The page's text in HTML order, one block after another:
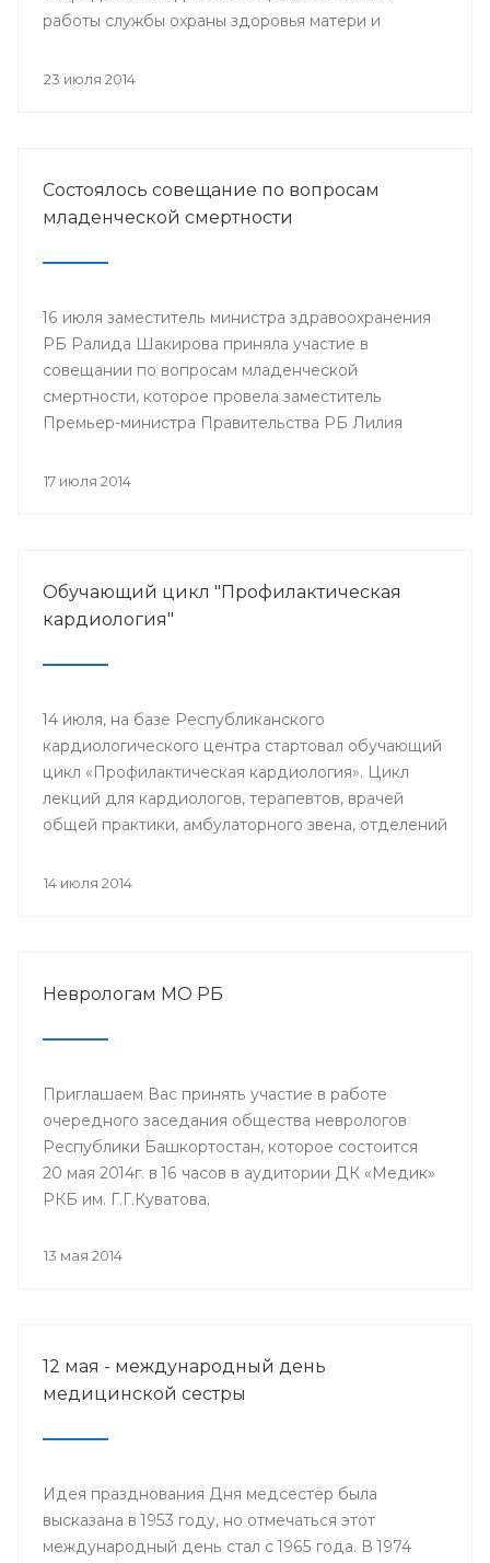
работы службы охраны здоровья матери и
организациями, курируемыми отделом
23 июля 2014
Состоялось совещание по вопросам
младенческой смертности
16 июля заместитель министра здравоохранения
РБ Ралида Шакирова приняла участие в
совещании по вопросам младенческой
смертности, которое провела заместитель
Премьер-министра Правительства РБ Лилия
17 июля 2014
Обучающий цикл "Профилактическая
кардиология"
14 июля, на базе Республиканского
кардиологического центра стартовал обучающий
цикл «Профилактическая кардиология». Цикл
лекций для кардиологов, терапевтов, врачей
общей практики, амбулаторного звена, отделений
университетской клиники Лондона.
14 июля 2014
Неврологам МО РБ
Приглашаем Вас принять участие в работе
очередного заседания общества неврологов
Республики Башкортостан, которое состоится
20 мая 2014г. в 16 часов в аудитории ДК «Медик»
РКБ им. Г.Г.Куватова.
13 мая 2014
12 мая - международный день
медицинской сестры
Идея празднования Дня медсестёр была
высказана в 1953 году, но отмечаться этот
международный день стал с 1965 года. В 1974